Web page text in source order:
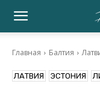
Главная Балтия
ЛАТВИЯ ЭСТОНИЯ